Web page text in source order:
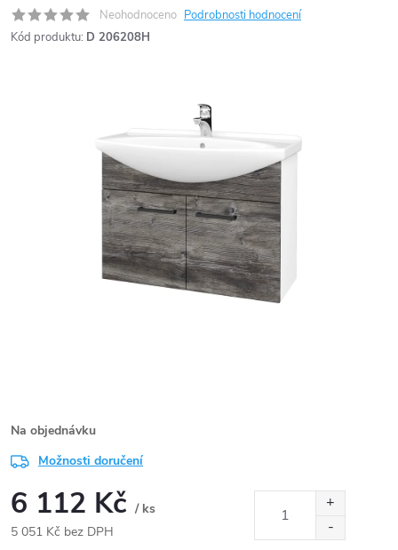
Neohodnoceno Podrobnosti hodnocení
Kód produktu: D 206208H
Na objednávku
Možnosti doručení
6 112 Kč / ks
5 051 Kč bez DPH